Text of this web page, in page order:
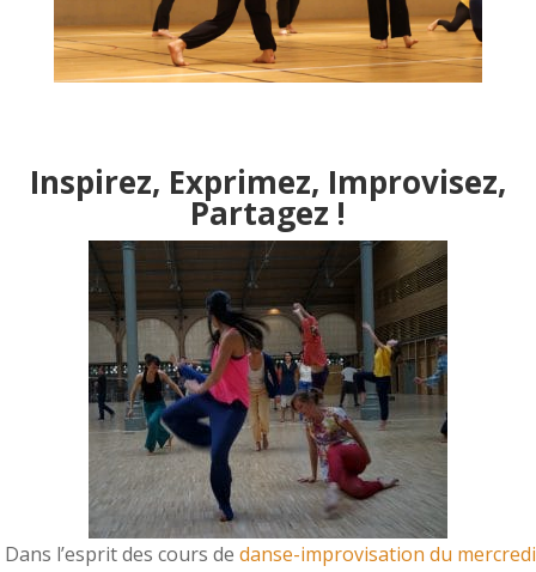
Inspirez, Exprimez, Improvisez,
Partagez !
Dans l’esprit des cours de danse-improvisation du mercredi